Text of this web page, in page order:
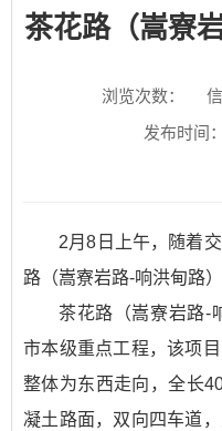
茶花路（嵩寮
浏览次数：
发布时间
2月8日上午，随着
路（嵩寮岩路-响洪甸路
茶花路（嵩寮岩路-
市本级重点工程，该项
整体为东西走向，全长
凝土路面，双向四车道